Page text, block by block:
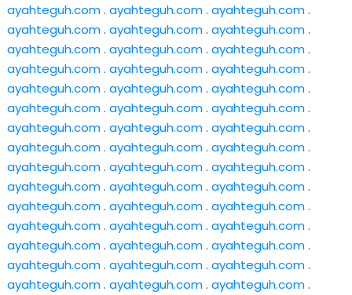
ayahteguh.com. ayahteguh.com. ayahteguh.com.
ayahteguh.com. ayahteguh.com. ayahteguh.com.
ayahteguh.com. ayahteguh.com. ayahteguh.com.
ayahteguh.com. ayahteguh.com. ayahteguh.com.
ayahteguh.com. ayahteguh.com. ayahteguh.com.
ayahteguh.com. ayahteguh.com. ayahteguh.com.
ayahteguh.com. ayahteguh.com. ayahteguh.com.
ayahteguh.com. ayahteguh.com. ayahteguh.com.
ayahteguh.com. ayahteguh.com. ayahteguh.com.
ayahteguh.com. ayahteguh.com. ayahteguh.com.
ayahteguh.com. ayahteguh.com. ayahteguh.com.
ayahteguh.com. ayahteguh.com. ayahteguh.com.
ayahteguh.com. ayahteguh.com. ayahteguh.com.
ayahteguh.com. ayahteguh.com. ayahteguh.com.
ayahteguh.com. ayahteguh.com. ayahteguh.com.